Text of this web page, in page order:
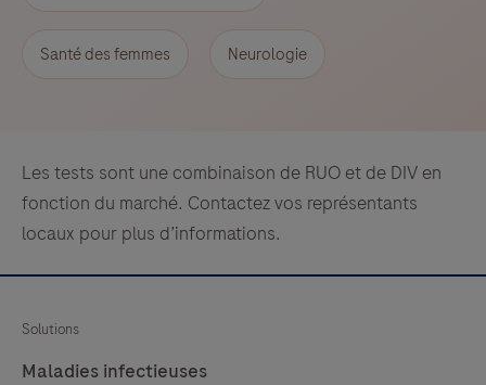
Santé des femmes Neurologie
Les tests sont une combinaison de RUO et de DIV en
fonction du marché. Contactez vos représentants
locaux pour plus d’informations.
Solutions
Maladies infectieuses